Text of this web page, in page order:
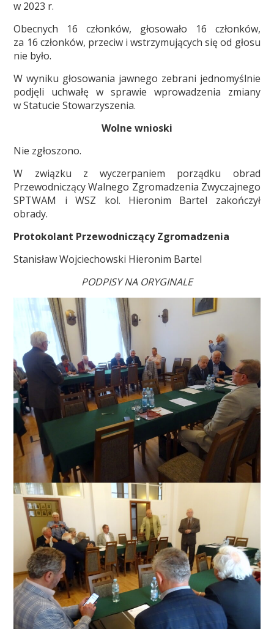
w 2023 r.
Obecnych 16 członków, głosowało 16 członków,
za 16 członków, przeciw i wstrzymujących się od głosu
nie było.
W wyniku głosowania jawnego zebrani jednomyślnie
podjęli uchwałę w sprawie wprowadzenia zmiany
w Statucie Stowarzyszenia.
Wolne wnioski
Nie zgłoszono.
W związku z wyczerpaniem porządku obrad
Przewodniczący Walnego Zgromadzenia Zwyczajnego
SPTWAM i WSZ kol. Hieronim Bartel zakończył
obrady.
Protokolant Przewodniczący Zgromadzenia
Stanisław Wojciechowski Hieronim Bartel
PODPISY NA ORYGINALE